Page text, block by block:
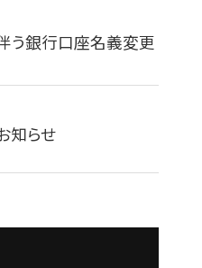
う銀行口座名義変更
知らせ